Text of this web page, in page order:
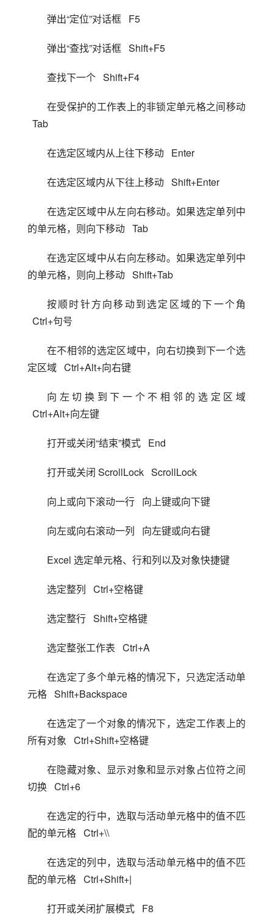
弹出“定位”对话框   F5
弹出“查找”对话框   Shift+F5
查找下一个   Shift+F4
在受保护的工作表上的非锁定单元格之间移动
Tab
在选定区域内从上往下移动   Enter
在选定区域内从下往上移动   Shift+Enter
在选定区域中从左向右移动。如果选定单列中
的单元格，则向下移动   Tab
在选定区域中从右向左移动。如果选定单列中
的单元格，则向上移动   Shift+Tab
按顺时针方向移动到选定区域的下一个角
Ctrl+句号
在不相邻的选定区域中，向右切换到下一个选
定区域   Ctrl+Alt+向右键
向左切换到下一个不相邻的选定区域
Ctrl+Alt+向左键
打开或关闭“结束”模式   End
打开或关闭 ScrollLock   ScrollLock
向上或向下滚动一行   向上键或向下键
向左或向右滚动一列   向左键或向右键
Excel 选定单元格、行和列以及对象快捷键
选定整列   Ctrl+空格键
选定整行   Shift+空格键
选定整张工作表   Ctrl+A
在选定了多个单元格的情况下，只选定活动单
元格   Shift+Backspace
在选定了一个对象的情况下，选定工作表上的
所有对象   Ctrl+Shift+空格键
在隐藏对象、显示对象和显示对象占位符之间
切换   Ctrl+6
在选定的行中，选取与活动单元格中的值不匹
配的单元格   Ctrl+\\
在选定的列中，选取与活动单元格中的值不匹
配的单元格   Ctrl+Shift+|
打开或关闭扩展模式   F8